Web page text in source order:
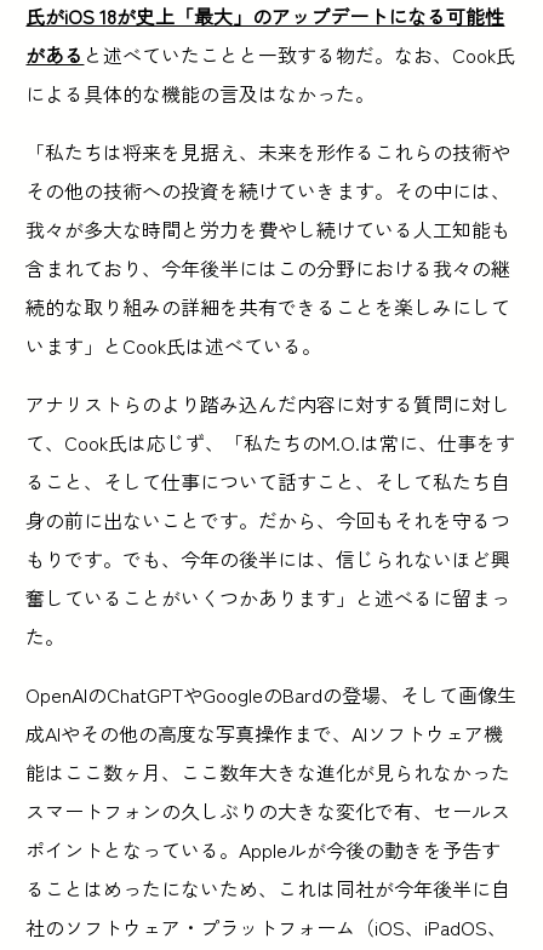
氏がiOS 18が史上「最大」のアップデートになる可能性
がある と述べていたことと一致する物だ。なお、Cook氏
による具体的な機能の言及はなかった。
「私たちは将来を見据え、未来を形作るこれらの技術や
その他の技術への投資を続けていきます。その中には、
我々が多大な時間と労力を費やし続けている人工知能も
含まれており、今年後半にはこの分野における我々の継
続的な取り組みの詳細を共有できることを楽しみにして
います」とCook氏は述べている。
アナリストらのより踏み込んだ内容に対する質問に対し
て、Cook氏は応じず、「私たちのM.O.は常に、仕事をす
ること、そして仕事について話すこと、そして私たち自
身の前に出ないことです。だから、今回もそれを守るつ
もりです。でも、今年の後半には、信じられないほど興
奮していることがいくつかあります」と述べるに留まっ
た。
OpenAIのChatGPTやGoogleのBardの登場、そして画像生
成AIやその他の高度な写真操作まで、AIソフトウェア機
能はここ数ヶ月、ここ数年大きな進化が見られなかった
スマートフォンの久しぶりの大きな変化で有、セールス
ポイントとなっている。Appleルが今後の動きを予告す
ることはめったにないため、これは同社が今年後半に自
社のソフトウェア・プラットフォーム（iOS、iPadOS、